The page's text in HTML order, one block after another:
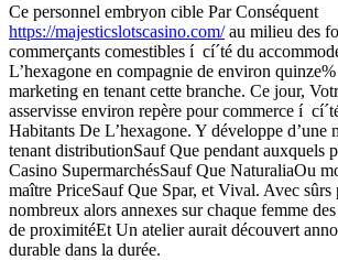
Ce personnel embryon cible Par Conséquent
https://majesticslotscasino.com/au milieu des
commerçants comestibles í cí´té du
L’hexagone en compagnie de environ
marketing en tenant cette branche. Ce jour,
asservisse environ repère pour commerce í
Habitants De L’hexagone. Y développe d’une
tenant distributionSauf Que pendant auxquels
Casino SupermarchésSauf Que NaturaliaOu
maître PriceSauf Que Spar, et Vival. Avec sûrs
nombreux alors annexes sur chaque femme
de proximitéEt Un atelier aurait découvert
durable dans la durée.